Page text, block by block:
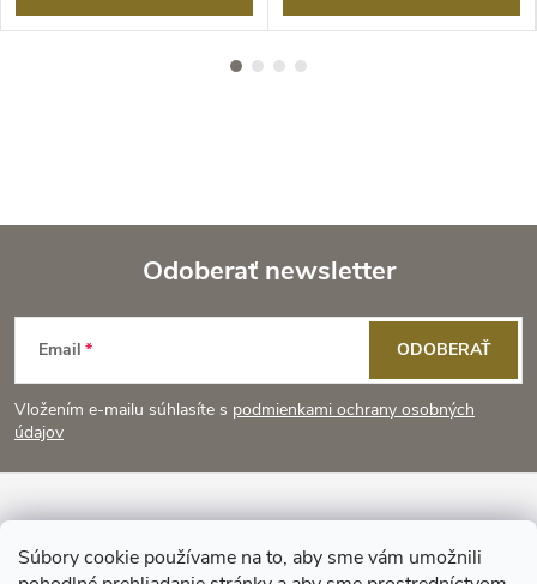
Súbory cookie používame na to, aby sme vám umožnili
Z
á
p
ä
Odoberať newsletter
Email
Vložením e-mailu súhlasíte s podmienkami ochrany osobných
údajov
ODOBERAŤ
Informácie pre vás